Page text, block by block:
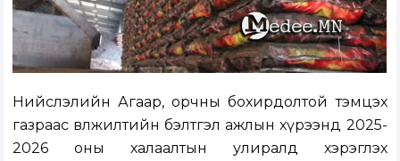
Нийслэлийн Агаар, орчны бохирдолтой тэмцэх
газраас өвөлжилтийн бэлтгэл ажлын хүрээнд 2025-
2026 оны халаалтын улиралд хэрэглэх